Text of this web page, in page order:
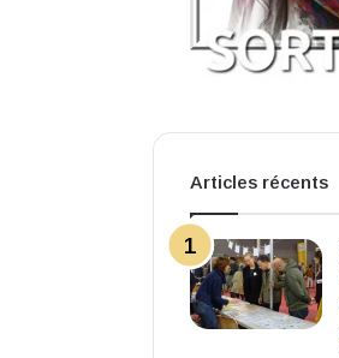
Articles récents